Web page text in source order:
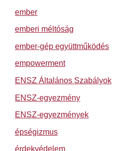
ember
emberi méltóság
ember-gép együttműködés
empowerment
ENSZ Általános Szabályok
ENSZ-egyezmény
ENSZ-egyezmények
épségizmus
érdekvédelem